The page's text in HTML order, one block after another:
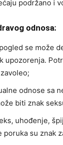
podržano i
odnosa:
se može
upozorenja.
odnose sa
biti znak
uhođenje,
poruka su znak